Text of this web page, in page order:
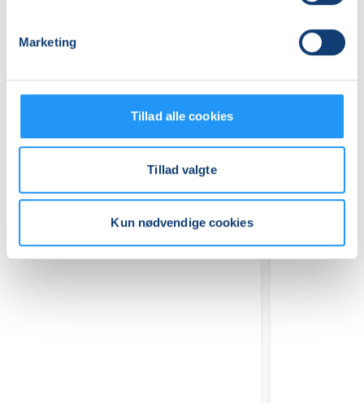
Marketing
Tillad alle cookies
Tillad valgte
Kun nødvendige cookies
Relaterede hold